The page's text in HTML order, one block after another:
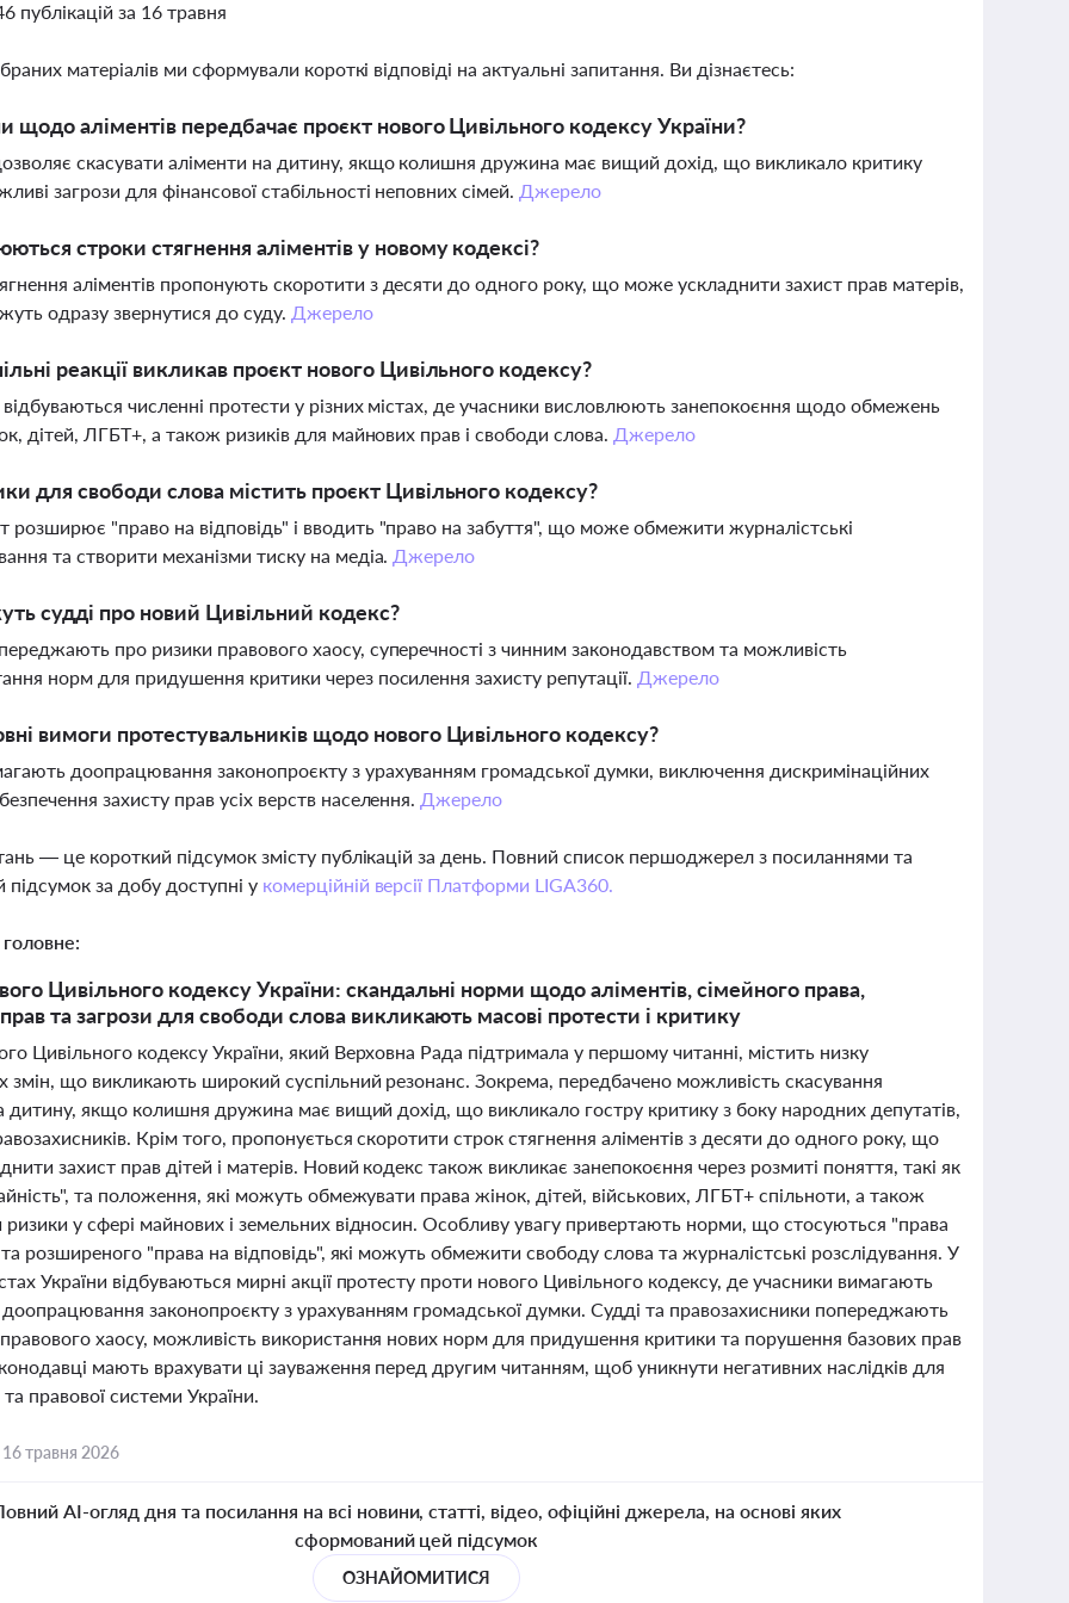
публікацій за 16 травня
матеріалів ми сформували короткі відповіді на актуальні запитання. Ви дізнаєтесь:
щодо аліментів передбачає проєкт нового Цивільного кодексу України?
скасувати аліменти на дитину, якщо колишня дружина має вищий дохід, що викликало критику
загрози для фінансової стабільності неповних сімей. Джерело
строки стягнення аліментів у новому кодексі?
аліментів пропонують скоротити з десяти до одного року, що може ускладнити захист прав матерів,
одразу звернутися до суду. Джерело
реакції викликав проєкт нового Цивільного кодексу?
відбуваються численні протести у різних містах, де учасники висловлюють занепокоєння щодо обмежень
дітей, ЛГБТ+, а також ризиків для майнових прав і свободи слова. Джерело
для свободи слова містить проєкт Цивільного кодексу?
розширює "право на відповідь" і вводить "право на забуття", що може обмежити журналістські
та створити механізми тиску на медіа. Джерело
судді про новий Цивільний кодекс?
про ризики правового хаосу, суперечності з чинним законодавством та можливість
норм для придушення критики через посилення захисту репутації. Джерело
вимоги протестувальників щодо нового Цивільного кодексу?
доопрацювання законопроєкту з урахуванням громадської думки, виключення дискримінаційних
захисту прав усіх верств населення. Джерело
— це короткий підсумок змісту публікацій за день. Повний список першоджерел з посиланнями та
за добу доступні у комерційній версії Платформи LIGA360.
Цивільного кодексу України: скандальні норми щодо аліментів, сімейного права,
та загрози для свободи слова викликають масові протести і критику
Цивільного кодексу України, який Верховна Рада підтримала у першому читанні, містить низку
змін, що викликають широкий суспільний резонанс. Зокрема, передбачено можливість скасування
дитину, якщо колишня дружина має вищий дохід, що викликало гостру критику з боку народних депутатів,
Крім того, пропонується скоротити строк стягнення аліментів з десяти до одного року, що
захист прав дітей і матерів. Новий кодекс також викликає занепокоєння через розмиті поняття, такі як
та положення, які можуть обмежувати права жінок, дітей, військових, ЛГБТ+ спільноти, а також
у сфері майнових і земельних відносин. Особливу увагу привертають норми, що стосуються "права
розширеного "права на відповідь", які можуть обмежити свободу слова та журналістські розслідування. У
України відбуваються мирні акції протесту проти нового Цивільного кодексу, де учасники вимагають
законопроєкту з урахуванням громадської думки. Судді та правозахисники попереджають
хаосу, можливість використання нових норм для придушення критики та порушення базових прав
мають врахувати ці зауваження перед другим читанням, щоб уникнути негативних наслідків для
та правової системи України.
16 травня 2026
AI-огляд дня та посилання на всі новини, статті, відео, офіційні джерела, на основі яких
сформований цей підсумок
ОЗНАЙОМИТИСЯ